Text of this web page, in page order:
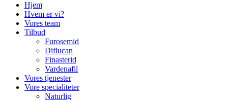
Hjem
Hvem er vi?
Vores team
Tilbud
Furosemid
Diflucan
Finasterid
Vardenafil
Vores tjenester
Vore specialiteter
Naturlig